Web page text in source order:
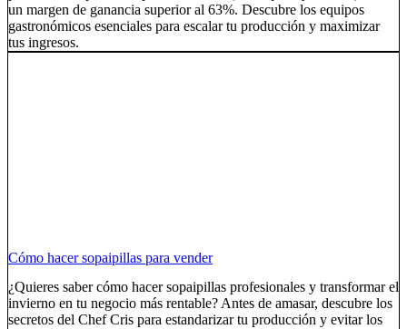
un margen de ganancia superior al 63%. Descubre los equipos
gastronómicos esenciales para escalar tu producción y maximizar
tus ingresos.
Cómo hacer sopaipillas para vender
¿Quieres saber cómo hacer sopaipillas profesionales y transformar el
invierno en tu negocio más rentable? Antes de amasar, descubre los
secretos del Chef Cris para estandarizar tu producción y evitar los